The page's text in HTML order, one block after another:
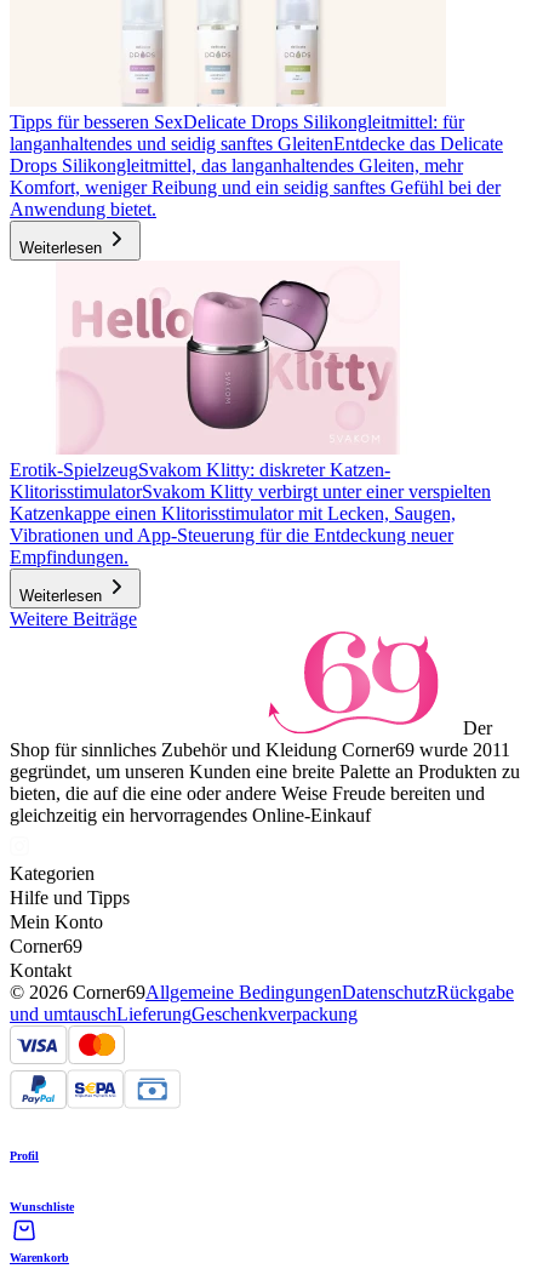
Tipps für besseren SexDelicate Drops Silikongleitmittel: für
langanhaltendes und seidig sanftes GleitenEntdecke das Delicate
Drops Silikongleitmittel, das langanhaltendes Gleiten, mehr
Komfort, weniger Reibung und ein seidig sanftes Gefühl bei der
Anwendung bietet.
Weiterlesen
Erotik-SpielzeugSvakom Klitty: diskreter Katzen-
KlitorisstimulatorSvakom Klitty verbirgt unter einer verspielten
Katzenkappe einen Klitorisstimulator mit Lecken, Saugen,
Vibrationen und App-Steuerung für die Entdeckung neuer
Empfindungen.
Weiterlesen
Weitere Beiträge
Der
Shop für sinnliches Zubehör und Kleidung Corner69 wurde 2011
gegründet, um unseren Kunden eine breite Palette an Produkten zu
bieten, die auf die eine oder andere Weise Freude bereiten und
gleichzeitig ein hervorragendes Online-Einkauf
Kategorien
Hilfe und Tipps
Mein Konto
Corner69
Kontakt
© 2026 Corner69Allgemeine BedingungenDatenschutzRückgabe
und umtauschLieferungGeschenkverpackung
Profil
Wunschliste
Warenkorb